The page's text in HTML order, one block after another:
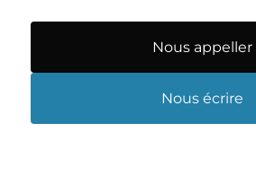
Nous appeller
Nous écrire